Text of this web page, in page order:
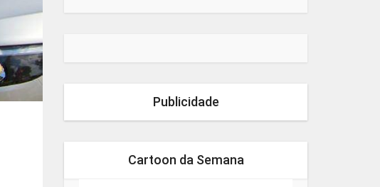
Publicidade
Cartoon da Semana